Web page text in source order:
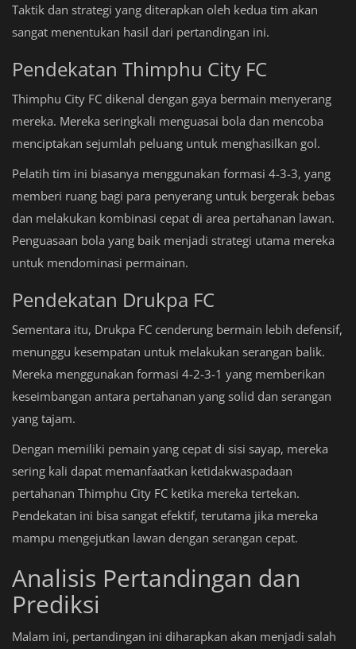
Taktik dan strategi yang diterapkan oleh kedua tim akan
sangat menentukan hasil dari pertandingan ini.
Pendekatan Thimphu City FC
Thimphu City FC dikenal dengan gaya bermain menyerang
mereka. Mereka seringkali menguasai bola dan mencoba
menciptakan sejumlah peluang untuk menghasilkan gol.
Pelatih tim ini biasanya menggunakan formasi 4-3-3, yang
memberi ruang bagi para penyerang untuk bergerak bebas
dan melakukan kombinasi cepat di area pertahanan lawan.
Penguasaan bola yang baik menjadi strategi utama mereka
untuk mendominasi permainan.
Pendekatan Drukpa FC
Sementara itu, Drukpa FC cenderung bermain lebih defensif,
menunggu kesempatan untuk melakukan serangan balik.
Mereka menggunakan formasi 4-2-3-1 yang memberikan
keseimbangan antara pertahanan yang solid dan serangan
yang tajam.
Dengan memiliki pemain yang cepat di sisi sayap, mereka
sering kali dapat memanfaatkan ketidakwaspadaan
pertahanan Thimphu City FC ketika mereka tertekan.
Pendekatan ini bisa sangat efektif, terutama jika mereka
mampu mengejutkan lawan dengan serangan cepat.
Analisis Pertandingan dan
Prediksi
Malam ini, pertandingan ini diharapkan akan menjadi salah